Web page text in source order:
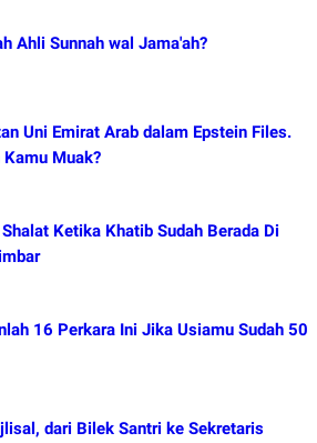
Ahli Sunnah wal Jama'ah?
Uni Emirat Arab dalam Epstein Files.
Kamu Muak?
Ketika Khatib Sudah Berada Di
16 Perkara Ini Jika Usiamu Sudah 50
dari Bilek Santri ke Sekretaris